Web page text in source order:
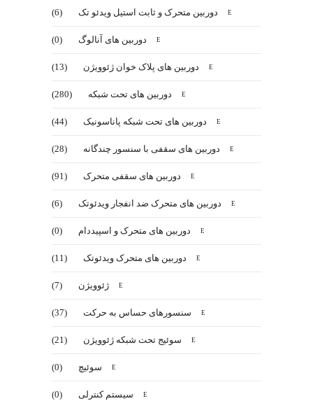
دوربین متحرک و ثابت استیل ویدئو تک (6)
دوربین های آنالوگ (0)
دوربین های پلاک خوان ژئوویژن (13)
دوربین های تحت شبکه (280)
دوربین های تحت شبکه پاناسونیک (44)
دوربین های سقفی با سنسور چندگانه (28)
دوربین های سقفی متحرک (91)
دوربین های متحرک ضد انفجار ویدئوتک (6)
دوربین های متحرک و اسپیددام (0)
دوربین های متحرک ویدئوتک (11)
ژئوویژن (7)
سنسورهای حساس به حرکت (37)
سوئیج تحت شبکه ژئوویژن (21)
سوئیچ (0)
سیستم کنترلی (0)